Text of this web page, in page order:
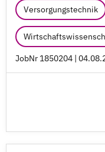
Versorgungstechnik
JobNr 1850204 |